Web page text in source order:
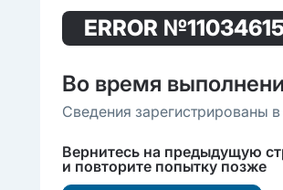
ERROR №11034615
Во время
Сведения зарегистрированы
Вернитесь на предыдущую
и повторите попытку позже